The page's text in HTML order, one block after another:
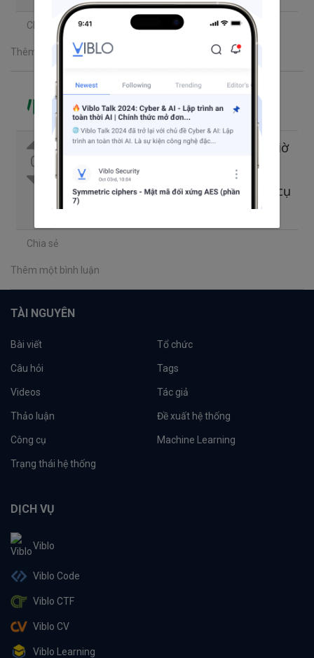
Chia sẻ
Thêm một bình luận
Nguyễn Tiến Mạnh
Đã trả lời thg 4 19, 2024 8:54 SA
0
Bạn nên dùng scss nhé, không bao giờ
lo bị trùng do các class được lồng
nhau, chỉ cần sai khác bố, ông, hoặc cụ
... thì sẽ coi là không trùng nhau
Chia sẻ
Thêm một bình luận
TÀI NGUYÊN
Bài viết Tổ chức
Câu hỏi Tags
Videos Tác giả
Thảo luận Đề xuất hệ thống
Công cụ Machine Learning
Trạng thái hệ thống
DỊCH VỤ
Viblo
Viblo Code
Viblo CTF
Viblo CV
Viblo Learning